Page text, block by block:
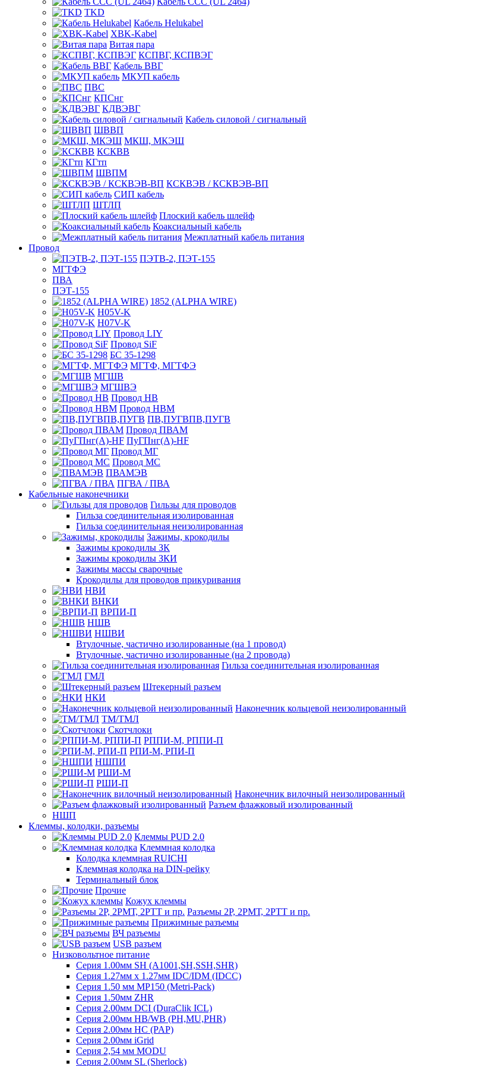
TKD
Кабель Helukabel
XBK-Kabel
Витая пара
КСПВГ, КСПВЭГ
Кабель ВВГ
МКУП кабель
ПВС
КПСнг
КДВЭВГ
Кабель силовой / сигнальный
ШВВП
МКШ, МКЭШ
КСКВВ
КГтп
ШВПМ
КСКВЭВ / КСКВЭВ-ВП
СИП кабель
ШТЛП
Плоский кабель шлейф
Коаксиальный кабель
Межплатный кабель питания
Провод
ПЭТВ-2, ПЭТ-155
МГТФЭ
ПВА
ПЭТ-155
1852 (ALPHA WIRE)
H05V-K
H07V-K
Провод LIY
Провод SiF
БС 35-1298
МГТФ, МГТФЭ
МГШВ
МГШВЭ
Провод НВ
Провод НВМ
ПВ,ПУГВПВ,ПУГВ
Провод ПВАМ
ПуГПнг(A)-HF
Провод МГ
Провод МС
ПВАМЭВ
ПГВА / ПВА
Кабельные наконечники
Гильзы для проводов
Гильза соединительная изолированная
Гильза соединительная неизолированная
Зажимы, крокодилы
Зажимы крокодилы ЗК
Зажимы крокодилы ЗКИ
Зажимы массы сварочные
Крокодилы для проводов прикуривания
НВИ
ВНКИ
ВРПИ-П
НШВ
НШВИ
Втулочные, частично изолированные (на 1 провод)
Втулочные, частично изолированные (на 2 провода)
Гильза соединительная изолированная
ГМЛ
Штекерный разъем
НКИ
Наконечник кольцевой неизолированный
ТМ/ТМЛ
Скотчлоки
РППИ-М, РППИ-П
РПИ-М, РПИ-П
НШПИ
РШИ-М
РШИ-П
Наконечник вилочный неизолированный
Разъем флажковый изолированный
НШП
Клеммы, колодки, разъемы
Клеммы PUD 2.0
Клеммная колодка
Колодка клеммная RUICHI
Клеммная колодка на DIN-рейку
Терминальный блок
Прочие
Кожух клеммы
Разъемы 2Р, 2РМТ, 2РТТ и пр.
Прижимные разъемы
ВЧ разъемы
USB разъем
Низковольтное питание
Серия 1.00мм SH (A1001,SH,SSH,SHR)
Серия 1.27мм x 1.27мм IDC/IDM (IDCC)
Серия 1.50 мм MP150 (Metri-Pack)
Серия 1.50мм ZHR
Серия 2.00мм DCI (DuraClik ICL)
Серия 2.00мм HB/WB (PH,MU,PHR)
Серия 2.00мм HC (PAP)
Серия 2.00мм iGrid
Серия 2,54 мм MODU
Серия 2.00мм SL (Sherlock)